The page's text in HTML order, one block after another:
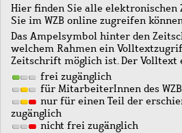
Hier finden Sie alle elektronischen
Sie im WZB online zugreifen
Das Ampelsymbol hinter den
welchem Rahmen ein
Zeitschrift möglich ist. Der
frei zugänglich
für MitarbeiterInnen des
nur für einen Teil der
zugänglich
nicht frei zugänglich